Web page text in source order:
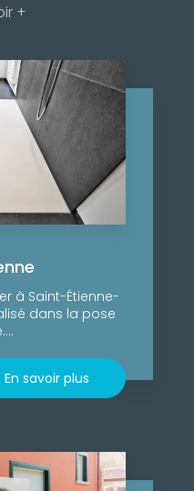
+
à Saint-Étienne-
dans la pose
En savoir plus